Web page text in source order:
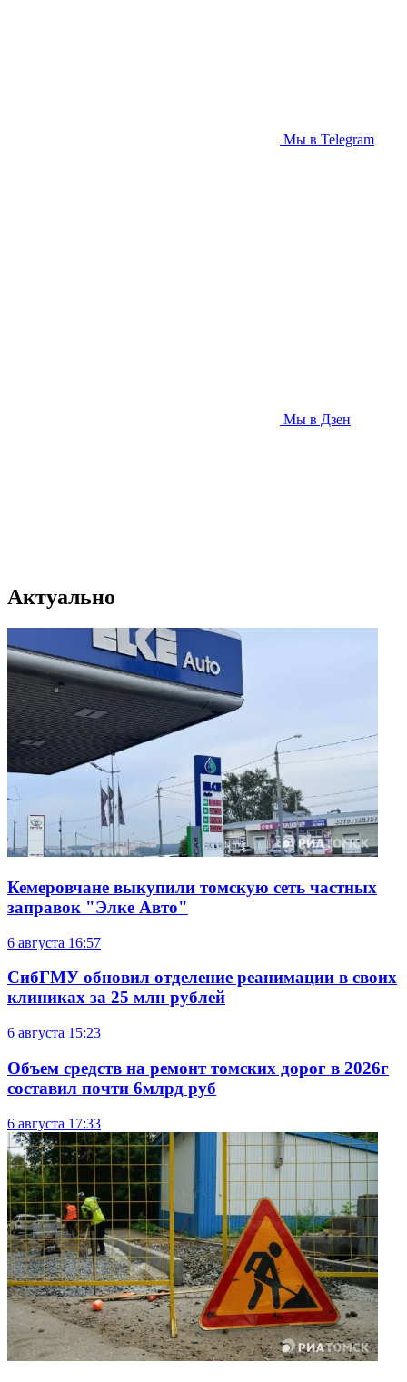
Мы в Telegram
Мы в Дзен
Актуально
Кемеровчане выкупили томскую сеть частных
заправок "Элке Авто"
6 августа 16:57
СибГМУ обновил отделение реанимации в своих
клиниках за 25 млн рублей
6 августа 15:23
Объем средств на ремонт томских дорог в 2026г
составил почти 6млрд руб
6 августа 17:33